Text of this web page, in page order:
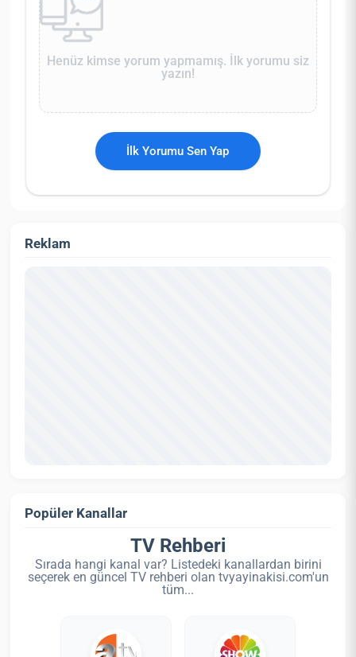
Henüz kimse yorum yapmamış. İlk yorumu siz
yazın!
İlk Yorumu Sen Yap
Reklam
Popüler Kanallar
TV Rehberi
Sırada hangi kanal var? Listedeki kanallardan birini
seçerek en güncel TV rehberi olan tvyayinakisi.com'un
tüm...